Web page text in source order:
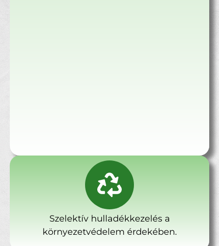
Szelektív hulladékkezelés a
környezetvédelem érdekében.